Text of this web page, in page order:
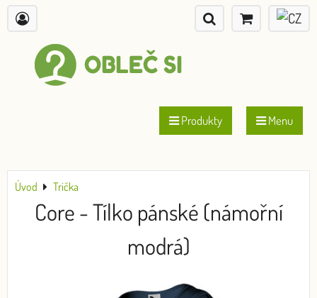
Produkty Menu
Úvod Trička
Core - Tílko pánské (námořní
modrá)